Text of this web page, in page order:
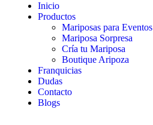
Inicio
Productos
Mariposas para Eventos
Mariposa Sorpresa
Cría tu Mariposa
Boutique Aripoza
Franquicias
Dudas
Contacto
Blogs